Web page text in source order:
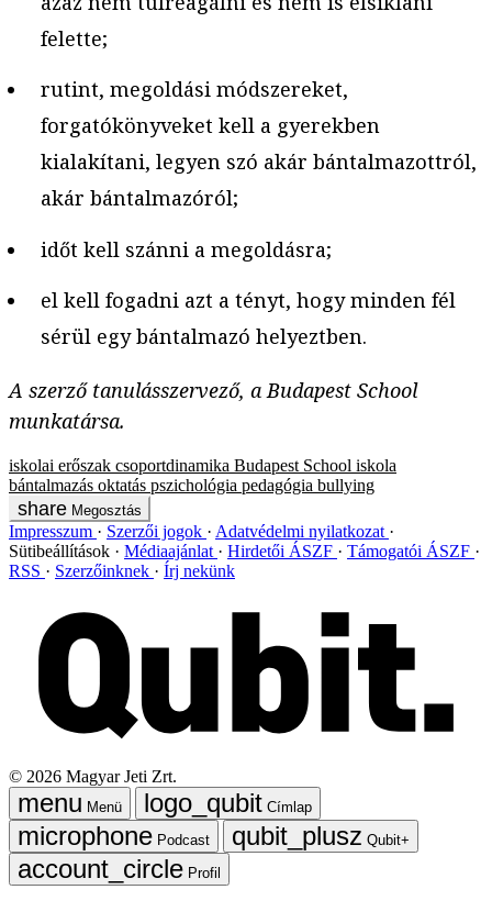
felette;
rutint, megoldási módszereket,
forgatókönyveket kell a gyerekben
kialakítani, legyen szó akár bántalmazottról,
akár bántalmazóról;
időt kell szánni a megoldásra;
el kell fogadni azt a tényt, hogy minden fél
sérül egy bántalmazó helyeztben.
A szerző tanulásszervező, a Budapest School
munkatársa.
iskolai erőszak csoportdinamika Budapest School iskola
bántalmazás oktatás pszichológia pedagógia bullying
Megosztás
Impresszum Szerzői jogok
Adatvédelmi nyilatkozat
Sütibeállítások
Médiaajánlat Hirdetői ÁSZF
Támogatói ÁSZF
RSS
Szerzőinknek Írj nekünk
© 2026 Magyar Jeti Zrt.
Menü
Címlap
Podcast
Qubit+
Profil